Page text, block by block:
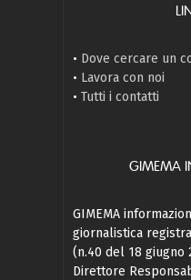
• Dove cercare un
• Lavora con noi
• Tutti i contatti
GIMEMA
GIMEMA
giornalistica
(n.40 del 18 giugno
Direttore